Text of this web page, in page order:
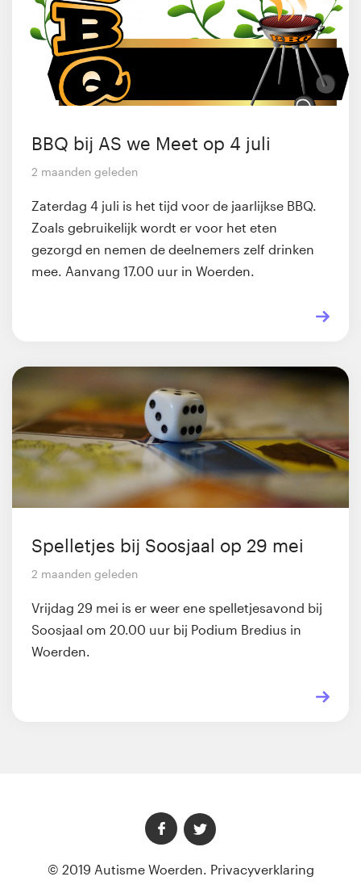
BBQ bij AS we Meet op 4 juli
2 maanden geleden
Zaterdag 4 juli is het tijd voor de jaarlijkse BBQ.
Zoals gebruikelijk wordt er voor het eten
gezorgd en nemen de deelnemers zelf drinken
mee. Aanvang 17.00 uur in Woerden.
Spelletjes bij Soosjaal op 29 mei
2 maanden geleden
Vrijdag 29 mei is er weer ene spelletjesavond bij
Soosjaal om 20.00 uur bij Podium Bredius in
Woerden.
© 2019 Autisme Woerden. Privacyverklaring